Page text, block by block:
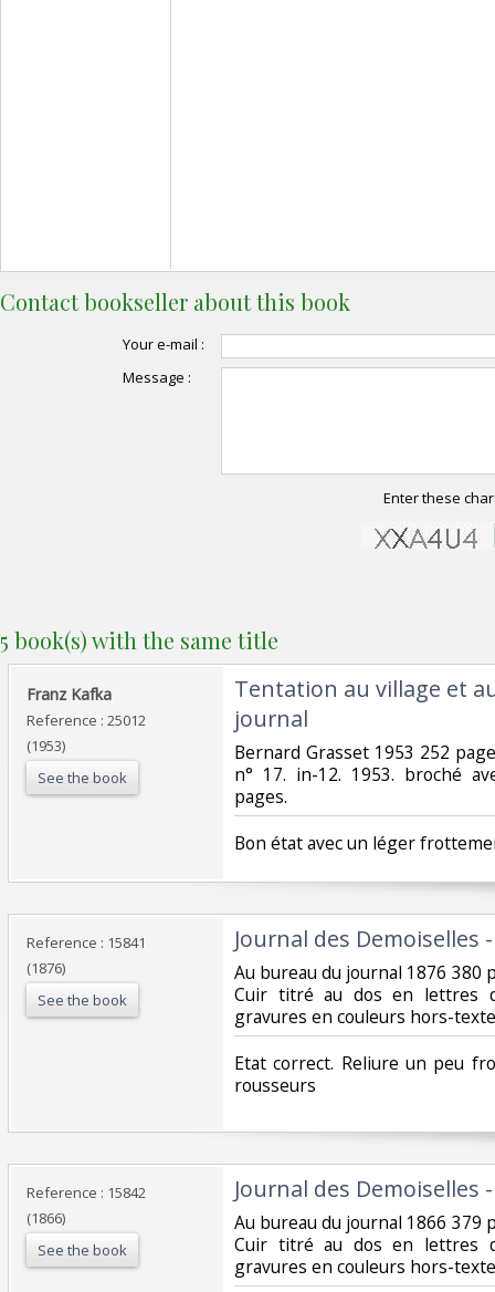
Contact bookseller about this book
Your e-mail :
Message :
Enter these
5 book(s) with the same title
‎Franz Kafka‎
Reference : 25012
(1953)
See the book
‎Tentation au village et
journal‎
‎Bernard Grasset 1953 252
n° 17. in-12. 1953. broché
pages.‎
‎Bon état avec un léger
Reference : 15841
(1876)
See the book
‎Journal des Demoiselles
‎Au bureau du journal 1876 380
Cuir titré au dos en lettres
gravures en couleurs hors-
‎Etat correct. Reliure un peu
rousseurs‎
Reference : 15842
(1866)
See the book
‎Journal des Demoiselles
‎Au bureau du journal 1866 379
Cuir titré au dos en lettres
gravures en couleurs hors-texte‎